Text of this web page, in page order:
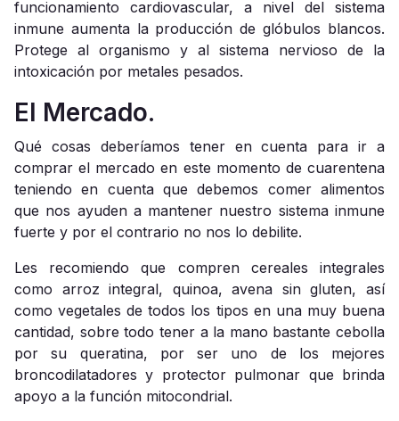
funcionamiento cardiovascular, a nivel del sistema
inmune aumenta la producción de glóbulos blancos.
Protege al organismo y al sistema nervioso de la
intoxicación por metales pesados.
El Mercado.
Qué cosas deberíamos tener en cuenta para ir a
comprar el mercado en este momento de cuarentena
teniendo en cuenta que debemos comer alimentos
que nos ayuden a mantener nuestro sistema inmune
fuerte y por el contrario no nos lo debilite.
Les recomiendo que compren cereales integrales
como arroz integral, quinoa, avena sin gluten, así
como vegetales de todos los tipos en una muy buena
cantidad, sobre todo tener a la mano bastante cebolla
por su queratina, por ser uno de los mejores
broncodilatadores y protector pulmonar que brinda
apoyo a la función mitocondrial.